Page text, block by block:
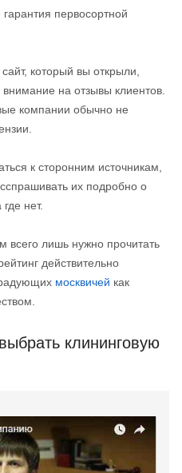
первосортной
который вы открыли,
на отзывы клиентов.
компании обычно не
к сторонним источникам,
их подробно о
нет.
всего лишь нужно прочитать
действительно
москвичей как
клининговую